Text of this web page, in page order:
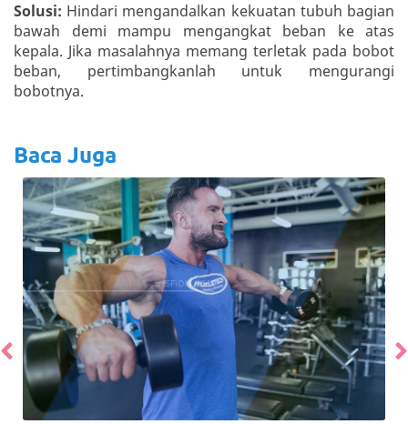
Solusi: Hindari mengandalkan kekuatan tubuh bagian
bawah demi mampu mengangkat beban ke atas
kepala. Jika masalahnya memang terletak pada bobot
beban, pertimbangkanlah untuk mengurangi
bobotnya.
Baca Juga